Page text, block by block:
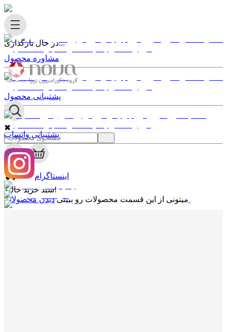
در حال بارگذاری...
✖
0
✖
سبد خرید خالیه!
میتونی از این قسمت محصولات رو ببینی
مشاوره محصول
پشتیبانی محصول
پشتیبانی واتساپ
اینستاگرام